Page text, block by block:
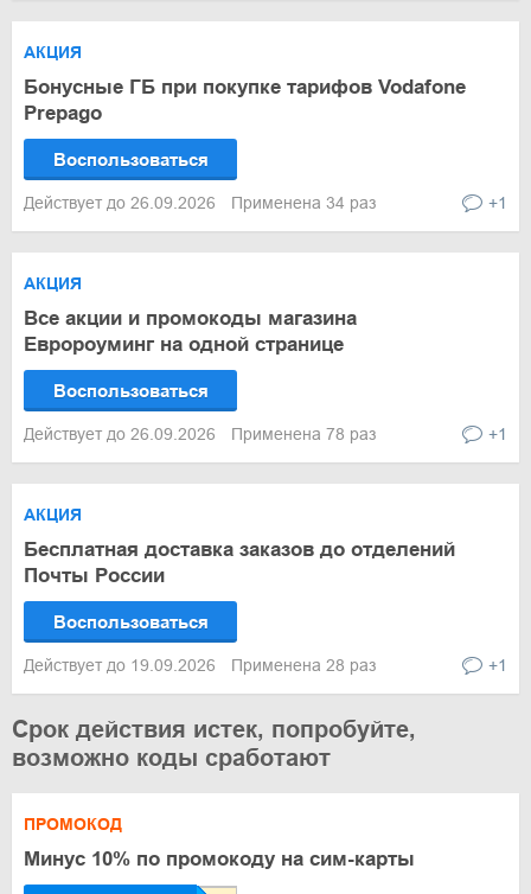
АКЦИЯ
Бонусные ГБ при покупке тарифов Vodafone
Prepago
Воспользоваться
Действует до 26.09.2026 Применена 34 раз +1
АКЦИЯ
Все акции и промокоды магазина
Евророуминг на одной странице
Воспользоваться
Действует до 26.09.2026 Применена 78 раз +1
АКЦИЯ
Бесплатная доставка заказов до отделений
Почты России
Воспользоваться
Действует до 19.09.2026 Применена 28 раз +1
Срок действия истек, попробуйте,
возможно коды сработают
ПРОМОКОД
Минус 10% по промокоду на сим-карты